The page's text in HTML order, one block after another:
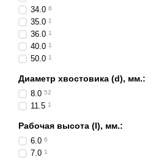
34.0 6
35.0 1
36.0 1
40.0 1
50.0 1
Диаметр хвостовика (d), мм.:
8.0 52
11.5 1
Рабочая высота (I), мм.:
6.0 6
7.0 1